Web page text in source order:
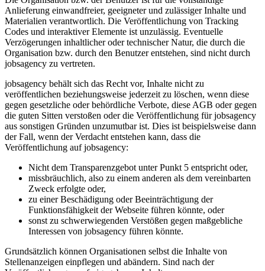
Anlieferung einwandfreier, geeigneter und zulässiger Inhalte und
Materialien verantwortlich. Die Veröffentlichung von Tracking
Codes und interaktiver Elemente ist unzulässig. Eventuelle
Verzögerungen inhaltlicher oder technischer Natur, die durch die
Organisation bzw. durch den Benutzer entstehen, sind nicht durch
jobsagency zu vertreten.
jobsagency behält sich das Recht vor, Inhalte nicht zu
veröffentlichen beziehungsweise jederzeit zu löschen, wenn diese
gegen gesetzliche oder behördliche Verbote, diese AGB oder gegen
die guten Sitten verstoßen oder die Veröffentlichung für jobsagency
aus sonstigen Gründen unzumutbar ist. Dies ist beispielsweise dann
der Fall, wenn der Verdacht entstehen kann, dass die
Veröffentlichung auf jobsagency:
Nicht dem Transparenzgebot unter Punkt 5 entspricht oder,
missbräuchlich, also zu einem anderen als dem vereinbarten
Zweck erfolgte oder,
zu einer Beschädigung oder Beeinträchtigung der
Funktionsfähigkeit der Webseite führen könnte, oder
sonst zu schwerwiegenden Verstößen gegen maßgebliche
Interessen von jobsagency führen könnte.
Grundsätzlich können Organisationen selbst die Inhalte von
Stellenanzeigen einpflegen und abändern. Sind nach der